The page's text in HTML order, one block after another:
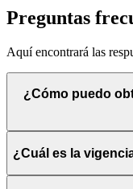
Preguntas
Aquí encontrará las
¿Cómo puedo
¿Cuál es la